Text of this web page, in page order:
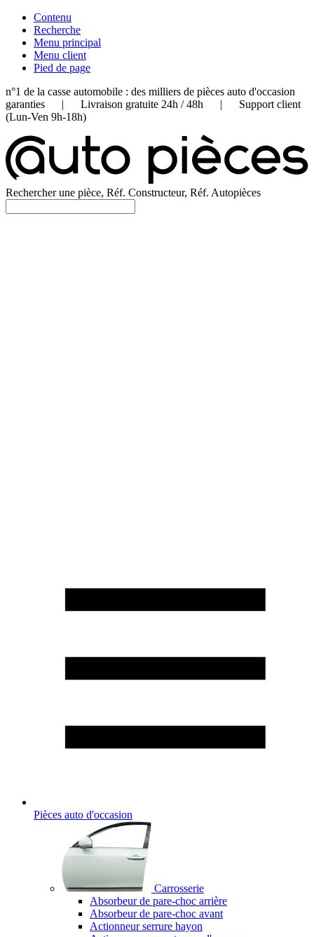
Contenu
Recherche
Menu principal
Menu client
Pied de page
n°1 de la casse automobile : des milliers de pièces auto d'occasion
garanties | Livraison gratuite 24h / 48h | Support client
(Lun-Ven 9h-18h)
Rechercher une pièce, Réf. Constructeur, Réf. Autopièces
Pièces auto d'occasion
Carrosserie
Absorbeur de pare-choc arrière
Absorbeur de pare-choc avant
Actionneur serrure hayon